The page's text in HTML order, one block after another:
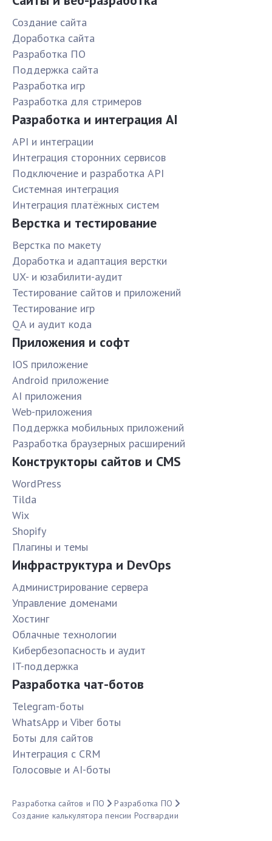
Создание сайта
Доработка сайта
Разработка ПО
Поддержка сайта
Разработка игр
Разработка для стримеров
Разработка и интеграция AI
API и интеграции
Интеграция сторонних сервисов
Подключение и разработка API
Системная интеграция
Интеграция платёжных систем
Верстка и тестирование
Верстка по макету
Доработка и адаптация верстки
UX- и юзабилити-аудит
Тестирование сайтов и приложений
Тестирование игр
QA и аудит кода
Приложения и софт
IOS приложение
Android приложение
AI приложения
Web-приложения
Поддержка мобильных приложений
Разработка браузерных расширений
Конструкторы сайтов и CMS
WordPress
Tilda
Wix
Shopify
Плагины и темы
Инфраструктура и DevOps
Администрирование сервера
Управление доменами
Хостинг
Облачные технологии
Кибербезопасность и аудит
IT-поддержка
Разработка чат-ботов
Telegram-боты
WhatsApp и Viber боты
Боты для сайтов
Интеграция с CRM
Голосовые и AI-боты
Разработка сайтов и ПО
Разработка ПО
Создание калькулятора пенсии Росгвардии